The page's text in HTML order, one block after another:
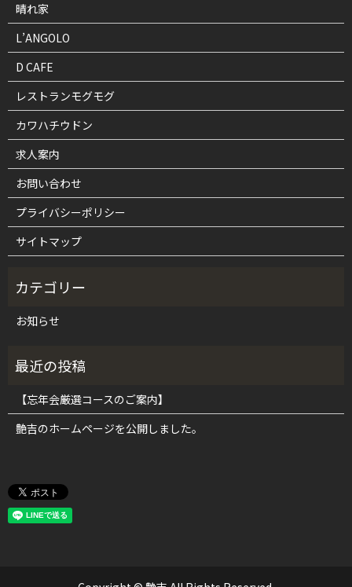
晴れ家
L’ANGOLO
D CAFE
レストランモグモグ
カワハチウドン
求人案内
お問い合わせ
プライバシーポリシー
サイトマップ
お知らせ
【忘年会厳選コースのご案内】
艶吉のホームページを公開しました。